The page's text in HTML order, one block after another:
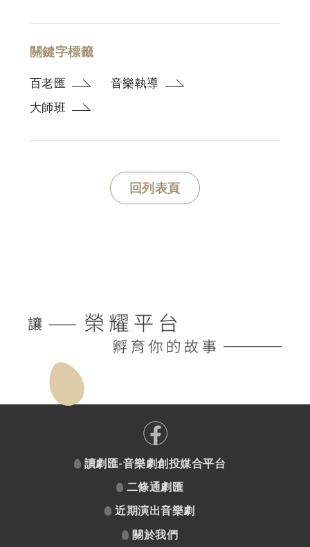
關鍵字標籤
百老匯
音樂執導
大師班
回列表頁
讀劇匯-音樂劇創投媒合平台
二條通劇匯
近期演出音樂劇
關於我們